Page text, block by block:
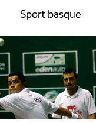
Sport basque